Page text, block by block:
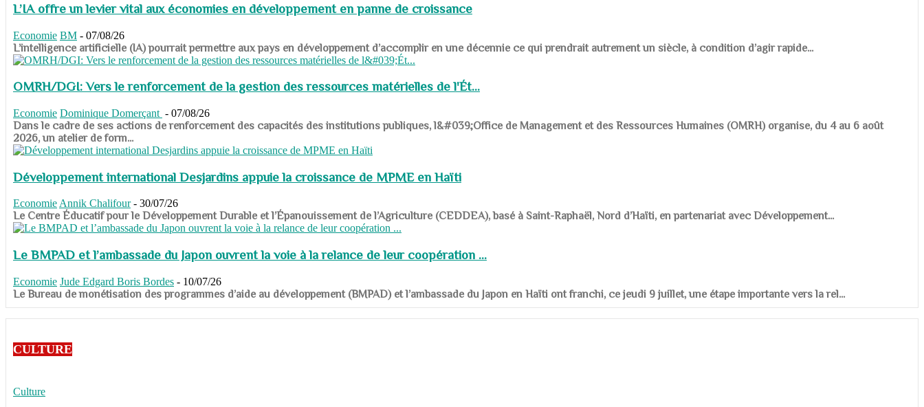
L’IA offre un levier vital aux économies en développement en panne de croissance
Economie BM - 07/08/26
​​​​​​​L’intelligence artificielle (IA) pourrait permettre aux pays en développement d’accomplir en une décennie ce qui prendrait autrement un siècle, à condition d’agir rapide...
OMRH/DGI: Vers le renforcement de la gestion des ressources matérielles de l'Ét...
Economie Dominique Domerçant - 07/08/26
Dans le cadre de ses actions de renforcement des capacités des institutions publiques, l&#039;Office de Management et des Ressources Humaines (OMRH) organise, du 4 au 6 août
2026, un atelier de form...
Développement international Desjardins appuie la croissance de MPME en Haïti
Economie Annik Chalifour - 30/07/26
​​​​​​​Le Centre Éducatif pour le Développement Durable et l’Épanouissement de l’Agriculture (CEDDEA), basé à Saint-Raphaël, Nord d’Haïti, en partenariat avec Développement...
Le BMPAD et l’ambassade du Japon ouvrent la voie à la relance de leur coopération ...
Economie Jude Edgard Boris Bordes - 10/07/26
​​​​​​​Le Bureau de monétisation des programmes d’aide au développement (BMPAD) et l’ambassade du Japon en Haïti ont franchi, ce jeudi 9 juillet, une étape importante vers la rel...
CULTURE
Culture